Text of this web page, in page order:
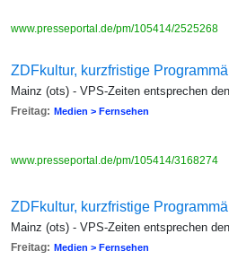
www.presseportal.de/pm/105414/2525268
ZDFkultur, kurzfristige
Mainz (ots) - VPS-Zeiten entsprechen
Freitag: Medien > Fernsehen
www.presseportal.de/pm/105414/3168274
ZDFkultur, kurzfristige
Mainz (ots) - VPS-Zeiten entsprechen
Freitag: Medien > Fernsehen